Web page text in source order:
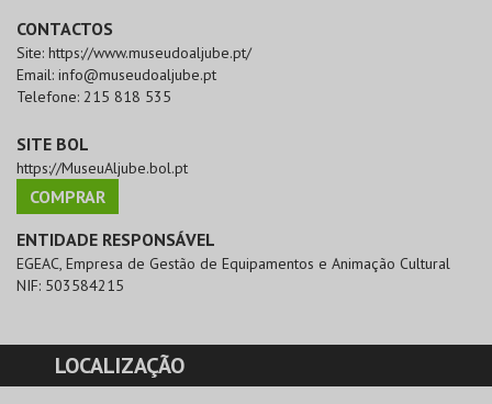
CONTACTOS
Site: https://www.museudoaljube.pt/
Email: info@museudoaljube.pt
Telefone: 215 818 535
SITE BOL
https://MuseuAljube.bol.pt
COMPRAR
ENTIDADE RESPONSÁVEL
EGEAC, Empresa de Gestão de Equipamentos e Animação Cultural
NIF: 503584215
LOCALIZAÇÃO